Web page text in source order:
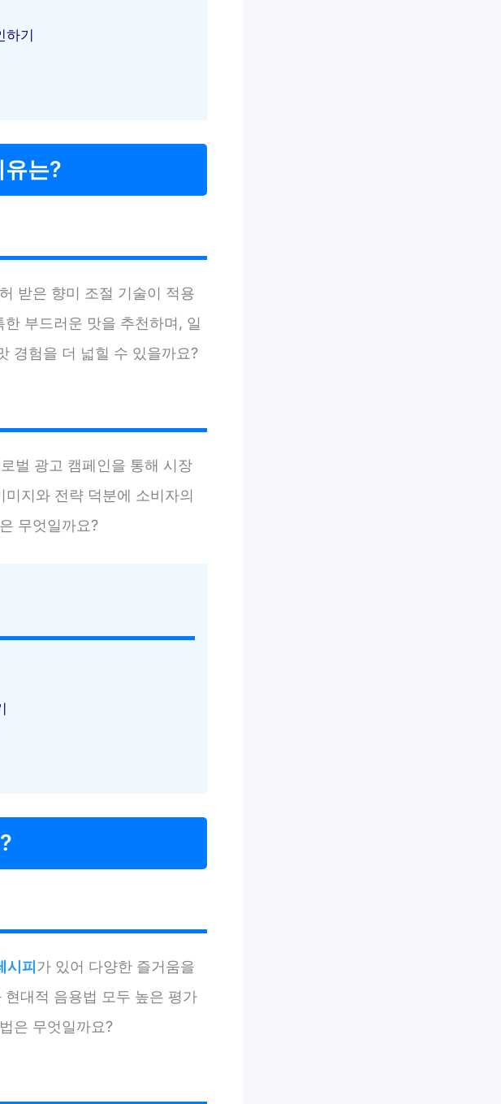
하기
는?
받은 향미 조절 기술이 적용
부드러운 맛을 추천하며, 일
경험을 더 넓힐 수 있을까요?
벌 광고 캠페인을 통해 시장
지와 전략 덕분에 소비자의
무엇일까요?
시피 가 있어 다양한 즐거움을
대적 음용법 모두 높은 평가
은 무엇일까요?